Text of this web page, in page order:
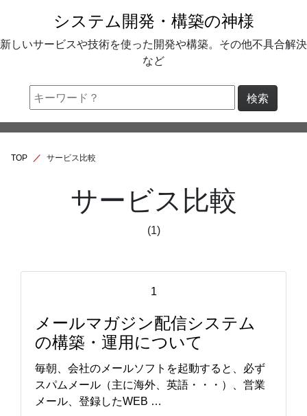
システム開発・構築の神様
新しいサービスや技術を使った開発や構築。その他不具合解決
など
検索
TOP サービス比較
サービス比較
(1)
1
メールマガジン配信システム
の構築・運用について
毎朝、会社のメールソフトを起動すると、必ず
スパムメール（主に海外、英語・・・）、営業
メール、登録したWEB …